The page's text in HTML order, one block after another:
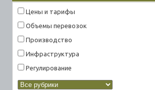
Цены и тарифы
Объемы перевозок
Производство
Инфраструктура
Регулирование